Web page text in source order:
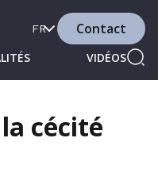
VIDÉOS
FR Contact
cécité